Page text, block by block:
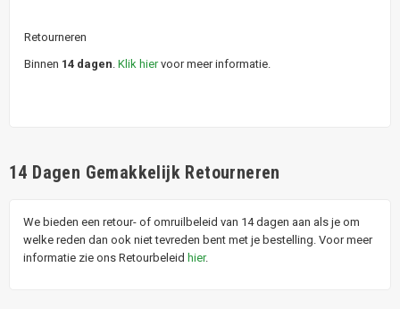
Retourneren
Binnen 14 dagen Klik hiervoor meer informatie.
14 Dagen Gemakkelijk Retourneren
We bieden een retour- of omruilbeleid van 14 dagen aan als je om
welke reden dan ook niet tevreden bent met je bestelling. Voor meer
informatie zie ons Retourbeleid hier.